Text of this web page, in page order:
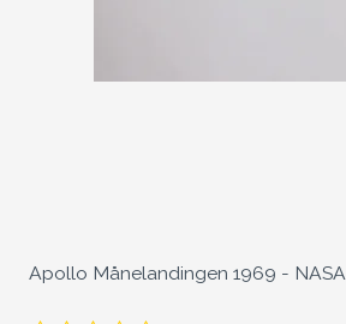
Apollo Månelandingen 1969 - NASA